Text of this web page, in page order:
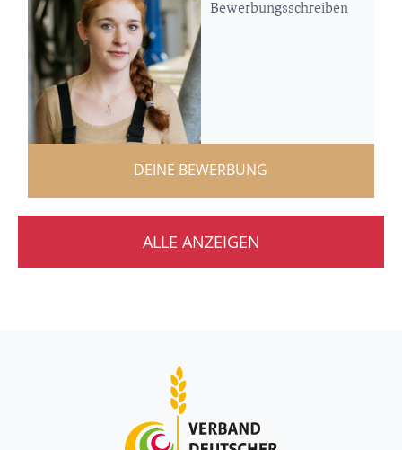
Bewerbungsschreiben
DEINE BEWERBUNG
ALLE ANZEIGEN